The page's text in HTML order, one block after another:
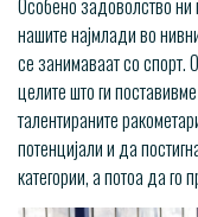
Особено задоволство
нашите најмлади во
се занимаваат со спорт.
целите што ги
талентираните
потенцијали и да
категории, а потоа да го